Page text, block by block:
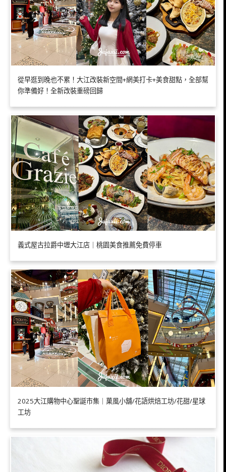
從早逛到晚也不累！大江改裝新空間+網美打卡+美食甜點，全部幫
你準備好！全新改裝重磅回歸
義式屋古拉爵中壢大江店｜桃園美食推薦免費停車
2025大江購物中心聖誕市集｜菓風小舖/花語烘焙工坊/花甜/星球
工坊